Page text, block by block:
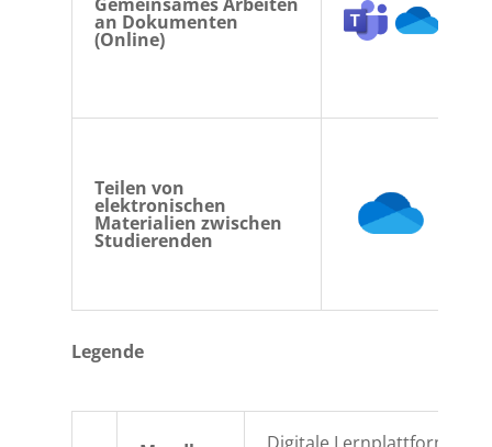
an Dokumenten
(Online)
Teilen von
elektronischen
Materialien zwischen
Studierenden
Legende